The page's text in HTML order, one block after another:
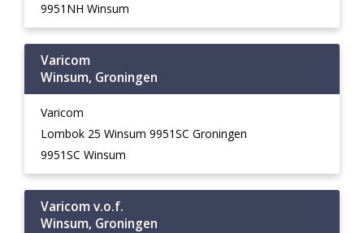
9951NH Winsum
Varicom
Winsum, Groningen
Varicom
Lombok 25 Winsum 9951SC Groningen
9951SC Winsum
Varicom v.o.f.
Winsum, Groningen